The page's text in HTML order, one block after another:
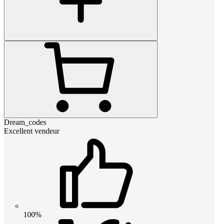
Dream_codes
Excellent vendeur
100%